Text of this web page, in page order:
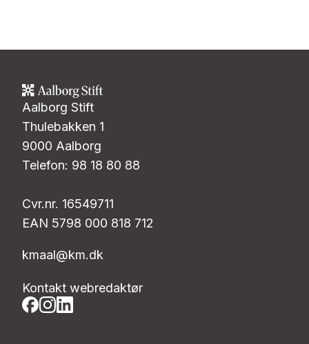
Aalborg Stift
Thulebakken 1
9000 Aalborg
Telefon: 98 18 80 88
Cvr.nr. 16549711
EAN 5798 000 818 712
kmaal@km.dk
Kontakt webredaktør